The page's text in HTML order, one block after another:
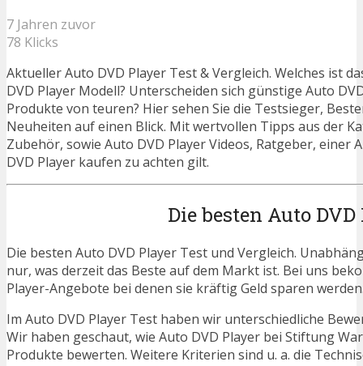
7 Jahren zuvor
78 Klicks
Aktueller Auto DVD Player Test & Vergleich. Welches ist
DVD Player Modell? Unterscheiden sich günstige Auto
Produkte von teuren? Hier sehen Sie die Testsieger,
Neuheiten auf einen Blick. Mit wertvollen Tipps aus der
Zubehör, sowie Auto DVD Player Videos, Ratgeber, einer
DVD Player kaufen zu achten gilt.
Die besten Auto
Die besten Auto DVD Player Test und Vergleich.
nur, was derzeit das Beste auf dem Markt ist. Bei uns
Player-Angebote bei denen sie kräftig Geld sparen
Im Auto DVD Player Test haben wir unterschiedliche
Wir haben geschaut, wie Auto DVD Player bei Stiftung
Produkte bewerten. Weitere Kriterien sind u. a. die